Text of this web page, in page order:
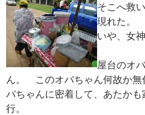
そこへ救
現れた。
いや、女神
屋台のオ
ん。 このオバちゃん何故か無
バちゃんに密着して、あたか
行。